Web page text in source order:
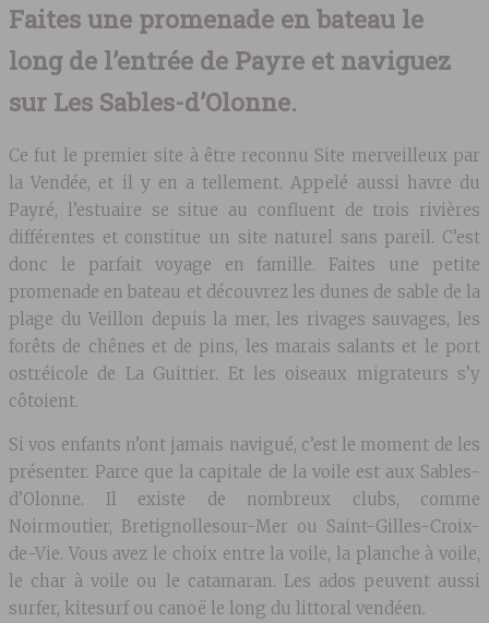
Faites une promenade en bateau le
long de l’entrée de Payre et naviguez
sur Les Sables-d’Olonne.
Ce fut le premier site à être reconnu Site merveilleux par
la Vendée, et il y en a tellement. Appelé aussi havre du
Payré, l’estuaire se situe au confluent de trois rivières
différentes et constitue un site naturel sans pareil. C’est
donc le parfait voyage en famille. Faites une petite
promenade en bateau et découvrez les dunes de sable de la
plage du Veillon depuis la mer, les rivages sauvages, les
forêts de chênes et de pins, les marais salants et le port
ostréicole de La Guittier. Et les oiseaux migrateurs s’y
côtoient.
Si vos enfants n’ont jamais navigué, c’est le moment de les
présenter. Parce que la capitale de la voile est aux Sables-
d’Olonne. Il existe de nombreux clubs, comme
Noirmoutier, Bretignollesour-Mer ou Saint-Gilles-Croix-
de-Vie. Vous avez le choix entre la voile, la planche à voile,
le char à voile ou le catamaran. Les ados peuvent aussi
surfer, kitesurf ou canoë le long du littoral vendéen.